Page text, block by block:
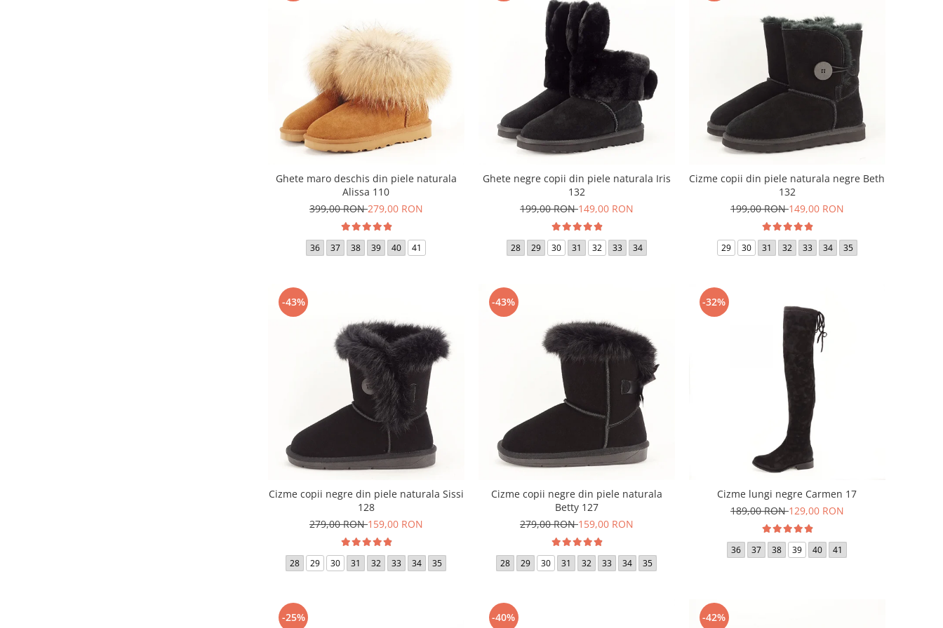
Ghete maro deschis din piele naturala
Alissa 110
399,00 RON279,00 RON
36 37 38 39 40 41
Ghete negre copii din piele naturala Iris
132
199,00 RON149,00 RON
28 29 30 31 32 33 34
Cizme copii din piele naturala negre Beth
132
199,00 RON149,00 RON
29 30 31 32 33 34 35
-43%
Cizme copii negre din piele naturala Sissi
128
279,00 RON159,00 RON
28 29 30 31 32 33 34 35
-43%
Cizme copii negre din piele naturala
Betty 127
279,00 RON159,00 RON
28 29 30 31 32 33 34 35
-32%
Cizme lungi negre Carmen 17
189,00 RON129,00 RON
36 37 38 39 40 41
-25% -40% -42%